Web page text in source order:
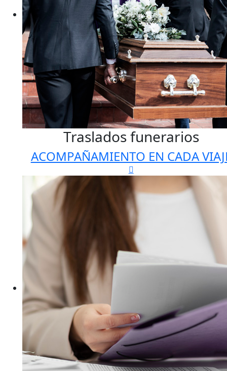
Traslados funerarios
ACOMPAÑAMIENTO EN CADA